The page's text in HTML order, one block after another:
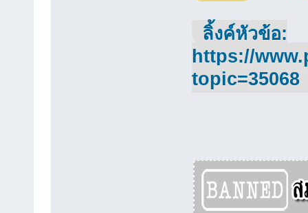
ลิ้งค์หัวข้อ:
https://
topic=35068